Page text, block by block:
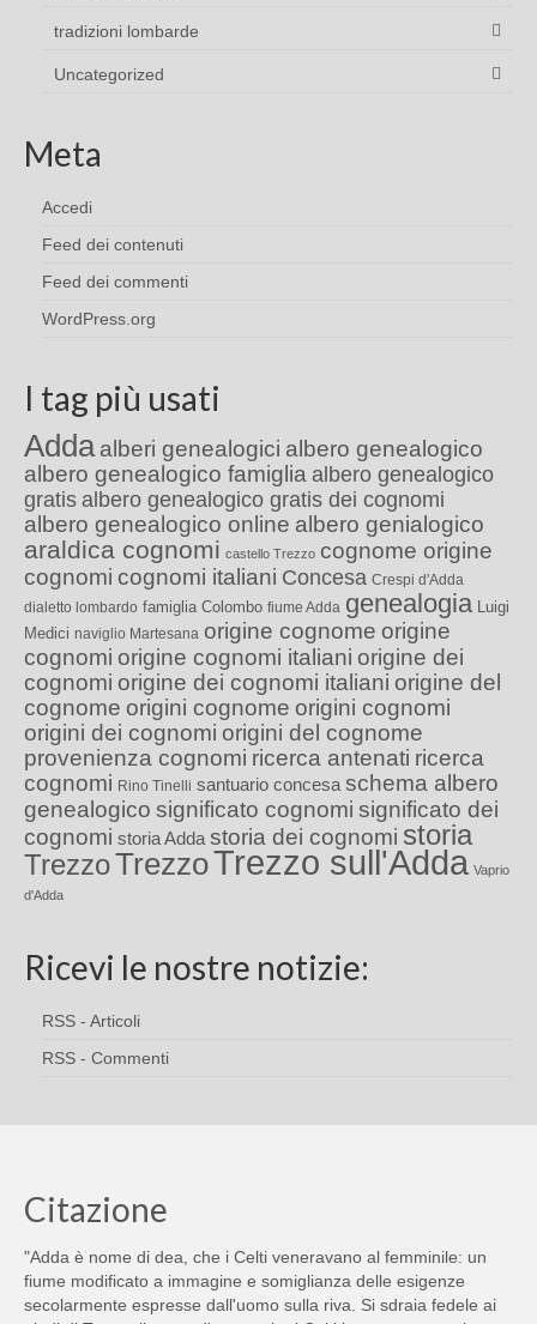
tradizioni lombarde
Uncategorized
Meta
Accedi
Feed dei contenuti
Feed dei commenti
WordPress.org
I tag più usati
Adda alberi genealogici albero genealogico
albero genealogico famiglia albero genealogico
gratis albero genealogico gratis dei cognomi
albero genealogico online albero genialogico
araldica cognomi castello Trezzo cognome origine
cognomi cognomi italiani Concesa Crespi d'Adda
dialetto lombardo famiglia Colombo fiume Adda genealogia Luigi
Medici naviglio Martesana origine cognome origine
cognomi origine cognomi italiani origine dei
cognomi origine dei cognomi italiani origine del
cognome origini cognome origini cognomi
origini dei cognomi origini del cognome
provenienza cognomi ricerca antenati ricerca
cognomi Rino Tinelli santuario concesa schema albero
genealogico significato cognomi significato dei
cognomi storia Adda storia dei cognomi storia
TrezzoTrezzoTrezzo sull'Adda Vaprio
d'Adda
Ricevi le nostre notizie:
RSS - Articoli
RSS - Commenti
Citazione
"Adda è nome di dea, che i Celti veneravano al femminile: un
fiume modificato a immagine e somiglianza delle esigenze
secolarmente espresse dall'uomo sulla riva. Si sdraia fedele ai